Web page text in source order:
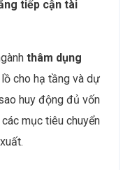
tiếp cận tài
thâm dụng
cho hạ tầng và dự
huy động đủ vốn
mục tiêu chuyển